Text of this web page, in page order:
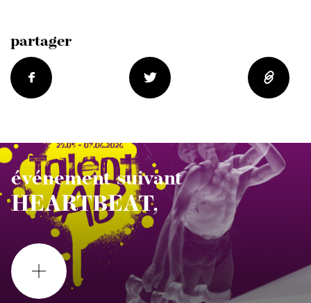
partager
événement suivant
HEARTBEAT,